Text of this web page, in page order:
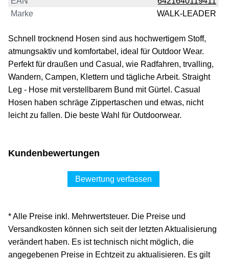
Marke
WALK-LEADER
Schnell trocknend Hosen sind aus hochwertigem Stoff,
atmungsaktiv und komfortabel, ideal für Outdoor Wear.
Perfekt für draußen und Casual, wie Radfahren, trvalling,
Wandern, Campen, Klettern und tägliche Arbeit. Straight
Leg - Hose mit verstellbarem Bund mit Gürtel. Casual
Hosen haben schräge Zippertaschen und etwas, nicht
leicht zu fallen. Die beste Wahl für Outdoorwear.
Kundenbewertungen
Bewertung verfassen
* Alle Preise inkl. Mehrwertsteuer. Die Preise und
Versandkosten können sich seit der letzten Aktualisierung
verändert haben. Es ist technisch nicht möglich, die
angegebenen Preise in Echtzeit zu aktualisieren. Es gilt